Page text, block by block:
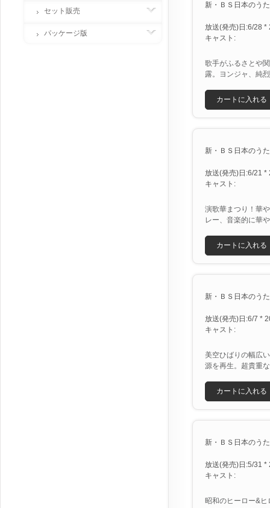
新・ＢＳ日本のう
放送(発売)日:6/28 *
キャスト:
歌手がふるさとや
露。ヨンジャ、純
カートに入れる
新・ＢＳ日本のう
放送(発売)日:6/21 *
キャスト:
演歌華まつり！華
レー、音楽的に華
カートに入れる
新・ＢＳ日本のう
放送(発売)日:6/7 *
キャスト:
美空ひばりの幅広
源を再生。超貴重
カートに入れる
新・ＢＳ日本のう
放送(発売)日:5/31 *
キャスト:
昭和のヒーロー&
セット販売
パッケージ版